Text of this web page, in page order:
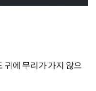
귀에 무리가 가지 않으